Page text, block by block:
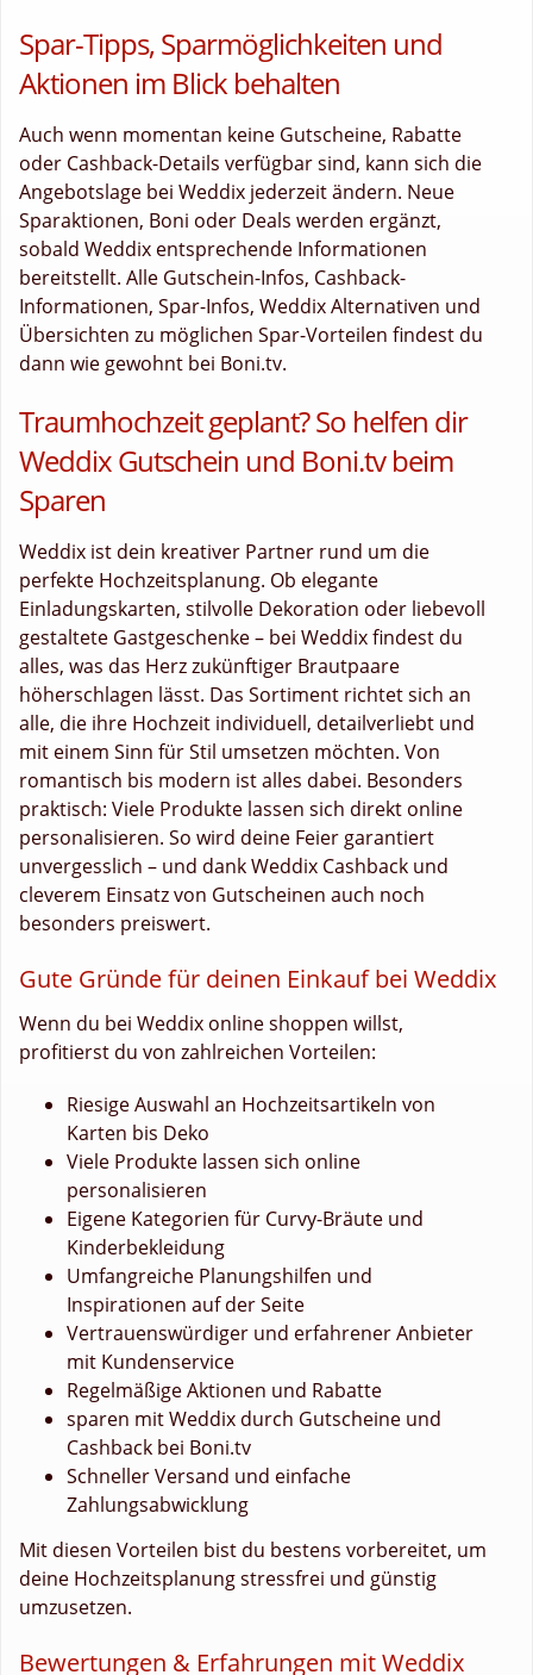
Spar-Tipps, Sparmöglichkeiten und
Aktionen im Blick behalten
Auch wenn momentan keine Gutscheine, Rabatte
oder Cashback-Details verfügbar sind, kann sich die
Angebotslage bei Weddix jederzeit ändern. Neue
Sparaktionen, Boni oder Deals werden ergänzt,
sobald Weddix entsprechende Informationen
bereitstellt. Alle Gutschein-Infos, Cashback-
Informationen, Spar-Infos, Weddix Alternativen und
Übersichten zu möglichen Spar-Vorteilen findest du
dann wie gewohnt bei Boni.tv.
Traumhochzeit geplant? So helfen dir
Weddix Gutschein und Boni.tv beim
Sparen
Weddix ist dein kreativer Partner rund um die
perfekte Hochzeitsplanung. Ob elegante
Einladungskarten, stilvolle Dekoration oder liebevoll
gestaltete Gastgeschenke – bei Weddix findest du
alles, was das Herz zukünftiger Brautpaare
höherschlagen lässt. Das Sortiment richtet sich an
alle, die ihre Hochzeit individuell, detailverliebt und
mit einem Sinn für Stil umsetzen möchten. Von
romantisch bis modern ist alles dabei. Besonders
praktisch: Viele Produkte lassen sich direkt online
personalisieren. So wird deine Feier garantiert
unvergesslich – und dank Weddix Cashback und
cleverem Einsatz von Gutscheinen auch noch
besonders preiswert.
Gute Gründe für deinen Einkauf bei Weddix
Wenn du bei Weddix online shoppen willst,
profitierst du von zahlreichen Vorteilen:
Riesige Auswahl an Hochzeitsartikeln von
Karten bis Deko
Viele Produkte lassen sich online
personalisieren
Eigene Kategorien für Curvy-Bräute und
Kinderbekleidung
Umfangreiche Planungshilfen und
Inspirationen auf der Seite
Vertrauenswürdiger und erfahrener Anbieter
mit Kundenservice
Regelmäßige Aktionen und Rabatte
sparen mit Weddix durch Gutscheine und
Cashback bei Boni.tv
Schneller Versand und einfache
Zahlungsabwicklung
Mit diesen Vorteilen bist du bestens vorbereitet, um
deine Hochzeitsplanung stressfrei und günstig
umzusetzen.
Bewertungen & Erfahrungen mit Weddix